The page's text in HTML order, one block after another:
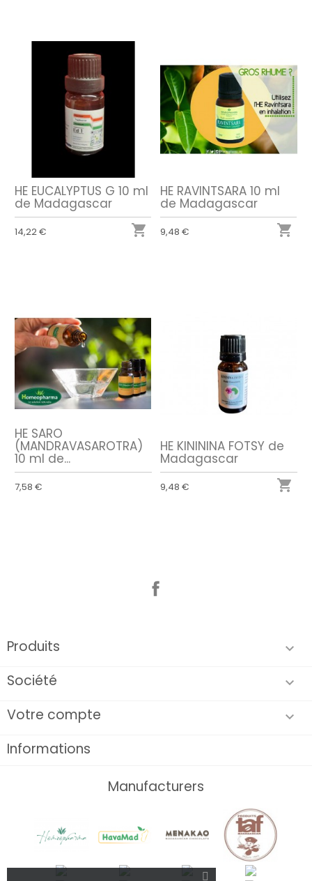
HE EUCALYPTUS G 10 ml
de Madagascar
14,22 € 
HE RAVINTSARA 10 ml
de Madagascar
9,48 € 
HE SARO
(MANDRAVASAROTRA)
10 ml de...
7,58 €
HE KINININA FOTSY de
Madagascar
9,48 € 
Produits 
Société 
Votre compte 
Informations
Manufacturers